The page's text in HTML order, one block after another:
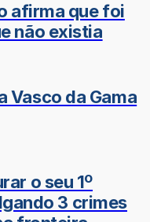
afirma que foi
não existia
Vasco da Gama
o seu 1º
3 crimes